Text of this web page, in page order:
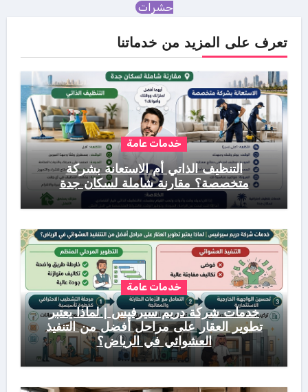
حشرات
تعرف على المزيد من خدماتنا
خدمات عامة
التنظيف الذاتي أم الاستعانة بشركة
متخصصة؟ مقارنة شاملة لسكان جدة
خدمات عامة
خدمات شركة دريم سيرفيس | لماذا يعتبر
تطوير العقار على مراحل أفضل من التنفيذ
العشوائي في الرياض؟